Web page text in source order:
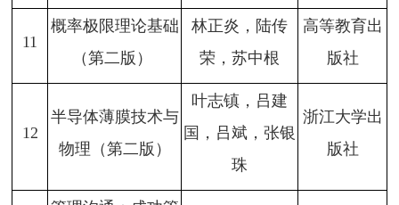
11
概率极限理论基础
（第二版）
林正炎，陆传
荣，苏中根
高等教育出
版社
12
半导体薄膜技术与
物理（第二版）
叶志镇，吕建
国，吕斌，张银
珠
浙江大学出
版社